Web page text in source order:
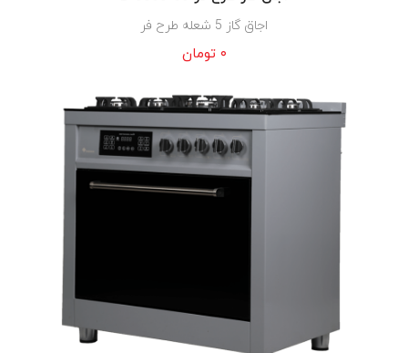
اجاق گاز 5 شعله طرح فر
۰ تومان